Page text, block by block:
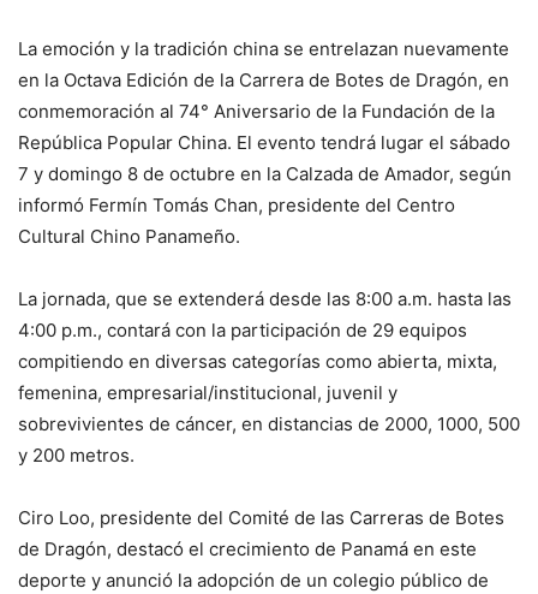
La emoción y la tradición china se entrelazan nuevamente
en la Octava Edición de la Carrera de Botes de Dragón, en
conmemoración al 74° Aniversario de la Fundación de la
República Popular China. El evento tendrá lugar el sábado
7 y domingo 8 de octubre en la Calzada de Amador, según
informó Fermín Tomás Chan, presidente del Centro
Cultural Chino Panameño.
La jornada, que se extenderá desde las 8:00 a.m. hasta las
4:00 p.m., contará con la participación de 29 equipos
compitiendo en diversas categorías como abierta, mixta,
femenina, empresarial/institucional, juvenil y
sobrevivientes de cáncer, en distancias de 2000, 1000, 500
y 200 metros.
Ciro Loo, presidente del Comité de las Carreras de Botes
de Dragón, destacó el crecimiento de Panamá en este
deporte y anunció la adopción de un colegio público de